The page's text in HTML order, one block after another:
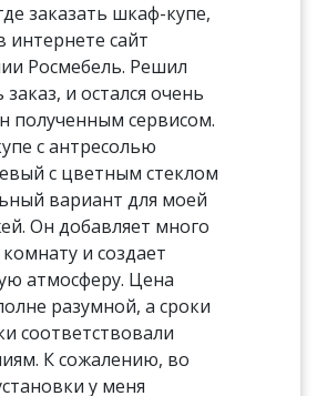
заказать шкаф-купе,
интернете сайт
Росмебель. Решил
заказ, и остался очень
полученным сервисом.
с антресолью
с цветным стеклом
вариант для моей
Он добавляет много
и создает
атмосферу. Цена
разумной, а сроки
соответствовали
К сожалению, во
у меня